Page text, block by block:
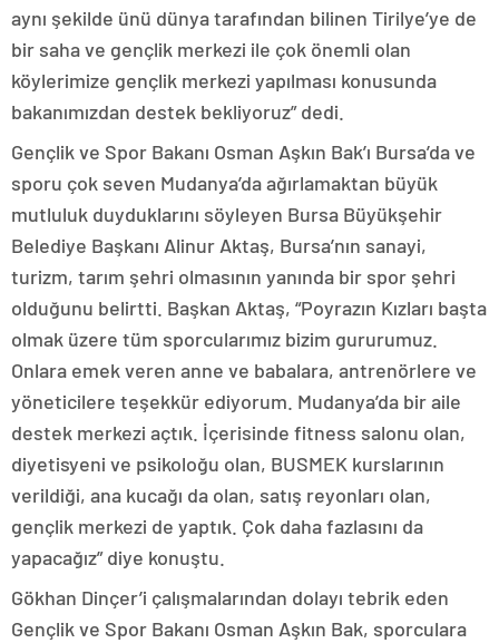
aynı şekilde ünü dünya tarafından bilinen Tirilye’ye de
bir saha ve gençlik merkezi ile çok önemli olan
köylerimize gençlik merkezi yapılması konusunda
bakanımızdan destek bekliyoruz” dedi.
Gençlik ve Spor Bakanı Osman Aşkın Bak’ı Bursa’da ve
sporu çok seven Mudanya’da ağırlamaktan büyük
mutluluk duyduklarını söyleyen Bursa Büyükşehir
Belediye Başkanı Alinur Aktaş, Bursa’nın sanayi,
turizm, tarım şehri olmasının yanında bir spor şehri
olduğunu belirtti. Başkan Aktaş, “Poyrazın Kızları başta
olmak üzere tüm sporcularımız bizim gururumuz.
Onlara emek veren anne ve babalara, antrenörlere ve
yöneticilere teşekkür ediyorum. Mudanya’da bir aile
destek merkezi açtık. İçerisinde fitness salonu olan,
diyetisyeni ve psikoloğu olan, BUSMEK kurslarının
verildiği, ana kucağı da olan, satış reyonları olan,
gençlik merkezi de yaptık. Çok daha fazlasını da
yapacağız” diye konuştu.
Gökhan Dinçer’i çalışmalarından dolayı tebrik eden
Gençlik ve Spor Bakanı Osman Aşkın Bak, sporculara